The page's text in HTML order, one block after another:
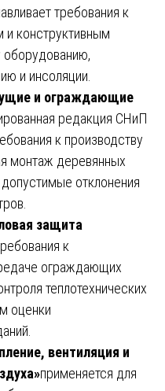
требования к
конструктивным
и инсоляции.
и ограждающие
редакция СНиП
к производству
монтаж деревянных
отклонения
защита
к
ограждающих
теплотехнических
оценки
вентиляция и
применяется для